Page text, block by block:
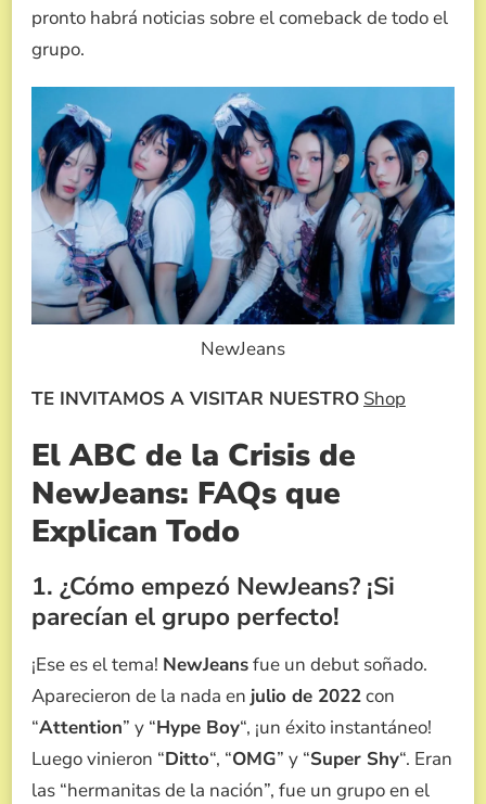
pronto habrá noticias sobre el comeback de todo el
grupo.
NewJeans
TE INVITAMOS A VISITAR NUESTRO Shop
El ABC de la Crisis de
NewJeans: FAQs que
Explican Todo
1. ¿Cómo empezó NewJeans? ¡Si
parecían el grupo perfecto!
¡Ese es el tema! NewJeansfue un debut soñado.
Aparecieron de la nada en julio de 2022con
“Attention” y “Hype Boy“, ¡un éxito instantáneo!
Luego vinieron “Ditto“, “OMG” y “Super Shy“. Eran
las “hermanitas de la nación”, fue un grupo en el